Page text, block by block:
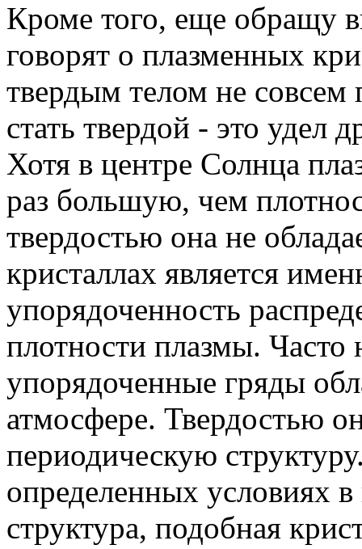
Кроме того, еще обращу
говорят о плазменных
твердым телом не
стать твердой - это удел
Хотя в центре Солнца
раз большую, чем
твердостью она не
кристаллах является
упорядоченность
плотности плазмы. Часто
упорядоченные гряды
атмосфере. Твердостью
периодическую
определенных условиях в
структура, подобная